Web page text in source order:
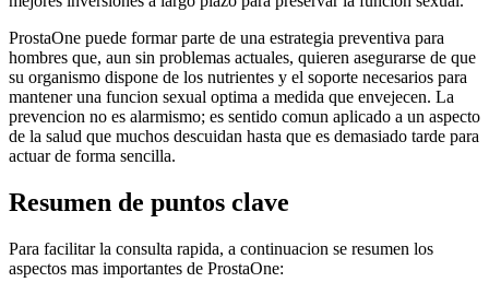
ProstaOne puede formar parte de una estrategia preventiva para
hombres que, aun sin problemas actuales, quieren asegurarse de que
su organismo dispone de los nutrientes y el soporte necesarios para
mantener una funcion sexual optima a medida que envejecen. La
prevencion no es alarmismo; es sentido comun aplicado a un aspecto
de la salud que muchos descuidan hasta que es demasiado tarde para
actuar de forma sencilla.
Resumen de puntos clave
Para facilitar la consulta rapida, a continuacion se resumen los
aspectos mas importantes de ProstaOne: